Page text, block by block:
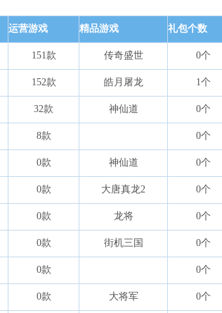
运营游戏 精品游戏 礼包个数
151款 传奇盛世 0个
152款 皓月屠龙 1个
32款 神仙道 0个
8款 0个
0款 神仙道 0个
0款 大唐真龙2 0个
0款 龙将 0个
0款 街机三国 0个
0款 0个
0款 大将军 0个